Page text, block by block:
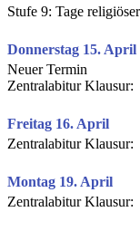
Stufe 9: Tage
Donnerstag 15. April
Neuer Termin
Zentralabitur Klausur:
Freitag 16. April
Zentralabitur Klausur:
Montag 19. April
Zentralabitur Klausur: